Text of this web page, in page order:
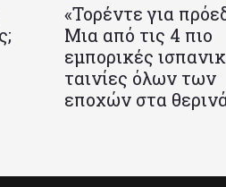
«Τορέντε για
Mια από τις 4 πιο
εμπορικές
ταινίες όλων των
εποχών στα